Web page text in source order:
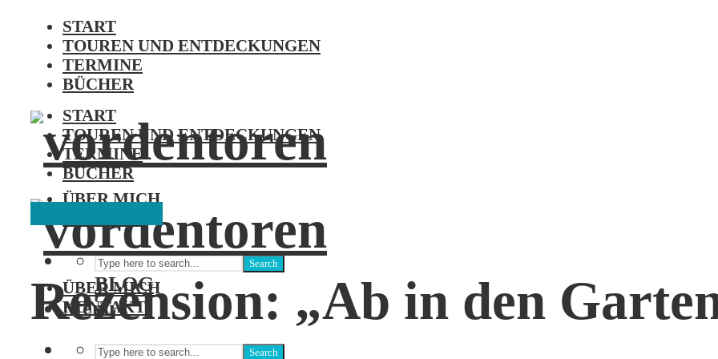
START
TOUREN UND ENTDECKUNGEN
TERMINE
BÜCHER
ÜBER MICH
Search
BLOG
Menu
START
TOUREN UND ENTDECKUNGEN
TERMINE
BÜCHER
ÜBER MICH
KONTAKT
Search
Rezension: „Ab in den